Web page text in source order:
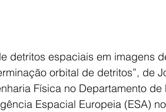
detritos espaciais em imagens
orbital de detritos”, de
Física no Departamento
Espacial Europeia (ESA)